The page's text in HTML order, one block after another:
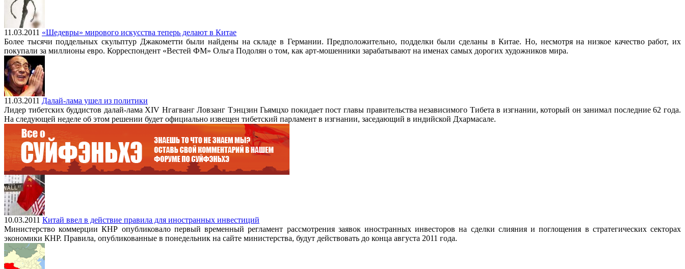
11.03.2011 «Шедевры» мирового искусства теперь делают в Китае
Более тысячи поддельных скульптур Джакометти были найдены на складе в Германии. Предположительно, подделки были сделаны в Китае. Но, несмотря на низкое качество работ, их
покупали за миллионы евро. Корреспондент «Вестей ФМ» Ольга Подолян о том, как арт-мошенники зарабатывают на именах самых дорогих художников мира.
11.03.2011 Далай-лама ушел из политики
Лидер тибетских буддистов далай-лама XIV Нгагванг Ловзанг Тэнцзин Гьямцхо покидает пост главы правительства независимого Тибета в изгнании, который он занимал последние 62 года.
На следующей неделе об этом решении будет официально извещен тибетский парламент в изгнании, заседающий в индийской Дхармасале.
10.03.2011 Китай ввел в действие правила для иностранных инвестиций
Министерство коммерции КНР опубликовало первый временный регламент рассмотрения заявок иностранных инвесторов на сделки слияния и поглощения в стратегических секторах
экономики КНР. Правила, опубликованные в понедельник на сайте министерства, будут действовать до конца августа 2011 года.